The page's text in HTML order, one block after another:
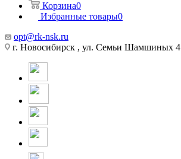
Корзина0
Избранные товары0
opt@rk-nsk.ru
г. Новосибирск , ул. Семьи Шамшиных 4